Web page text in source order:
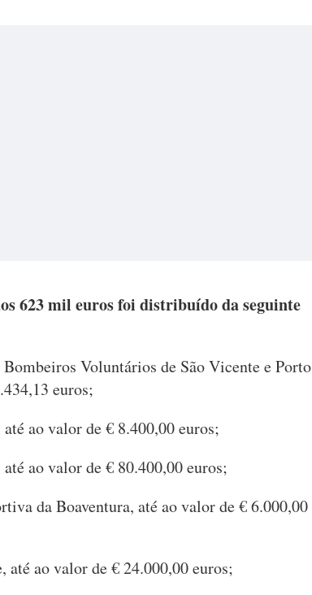
623 mil euros foi distribuído da seguinte
Voluntários de São Vicente e Porto
euros;
ao valor de € 8.400,00 euros;
ao valor de € 80.400,00 euros;
da Boaventura, até ao valor de € 6.000,00
até ao valor de € 24.000,00 euros;